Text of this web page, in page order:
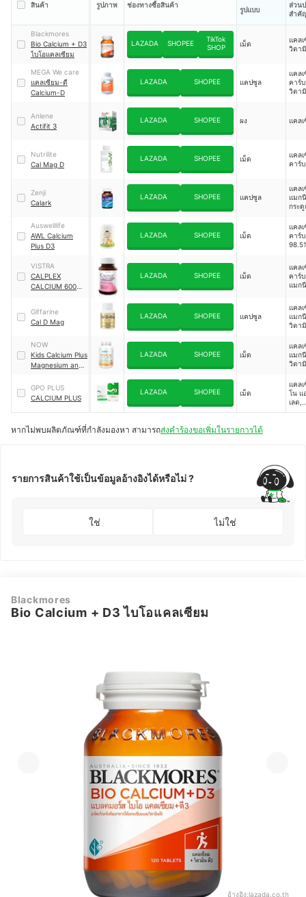
สินค้า รูปภาพ ช่องทางซื้อสินค้า
รูปแบบ
ส่วน
สำคั
Blackmores
Bio Calcium + D3
ไบโอแคลเซียม
LAZADA SHOPEE
TikTok
SHOP
เม็ด
แคล
วิตา
MEGA We care
แคลเซียม-ดี
Calcium-D
LAZADA SHOPEE แคปซูล
แคล
คาร์
วิตา
Anlene
Actifit 3
LAZADA SHOPEE ผง แคล
Nutrilite
Cal Mag D
LAZADA SHOPEE เม็ด
แคล
คาร์
Zenji
Calark
LAZADA SHOPEE แคปซูล
แคล
แมก
กระ
ลลาเ
Auswelllife
AWL Calcium
Plus D3
LAZADA SHOPEE เม็ด
แคล
คาร์
VISTRA
CALPLEX
CALCIUM 600
MENAQUINONE-
7 PLUS
LAZADA SHOPEE เม็ด
แคล
คาร์
แมก
อะมิ
คีเล
อะมิ
คีเลต,
โน แ
เลต,
แมง
เลต,
นเค
วิโน
Giffarine
Cal D Mag
LAZADA SHOPEE แคปซูล
แคล
แมก
วิตา
วิตา
สังกะ
ทอง
NOW
Kids Calcium Plus
Magnesium and
Chewables
LAZADA SHOPEE เม็ด
แคล
แมก
วิตา
GPO PLUS
CALCIUM PLUS
LAZADA SHOPEE เม็ด
แคล
โน แ
เลต,
แมก
วิตา
หากไม่พบผลิตภัณฑ์ที่กำลังมองหา สามารถส่งคำร้องขอเพิ่มในรายการได้
รายการสินค้าใช้เป็นข้อมูลอ้างอิงได้หรือไม่ ?
ใช่ ไม่ใช่
Blackmores
Bio Calcium + D3 ไบโอแคลเซียม
อ้างอิง:lazada.co.th